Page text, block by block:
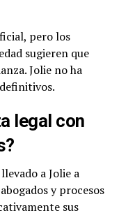
pero los
sugieren que
Jolie no ha
legal con
a Jolie a
y procesos
sus